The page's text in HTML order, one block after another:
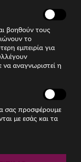
βοηθούν τους
το
εμπειρία για
αναγνωριστεί η
σας προσφέρουμε
με εσάς και τα